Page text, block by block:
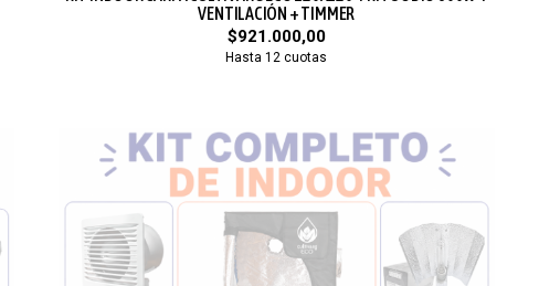
VENTILACIÓN + TIMMER
$921.000,00
Hasta 12 cuotas